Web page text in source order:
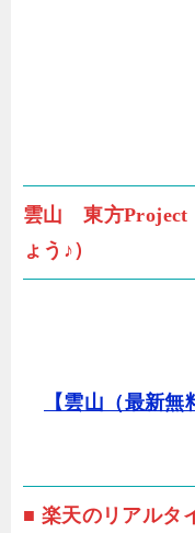
雲山 東方Project
ょう♪）
【雲山（最新無
■ 楽天のリアルタ